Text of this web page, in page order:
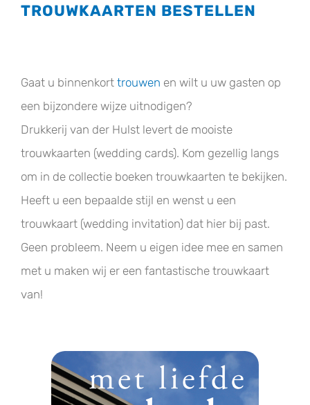
TROUWKAARTEN BESTELLEN
Gaat u binnenkort trouwen en wilt u uw gasten op
een bijzondere wijze uitnodigen?
Drukkerij van der Hulst levert de mooiste
trouwkaarten (wedding cards). Kom gezellig langs
om in de collectie boeken trouwkaarten te bekijken.
Heeft u een bepaalde stijl en wenst u een
trouwkaart (wedding invitation) dat hier bij past.
Geen probleem. Neem u eigen idee mee en samen
met u maken wij er een fantastische trouwkaart
van!